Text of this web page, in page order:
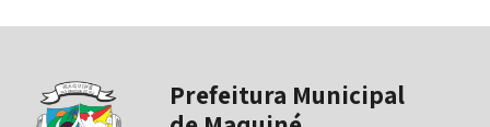
Prefeitura Municipal